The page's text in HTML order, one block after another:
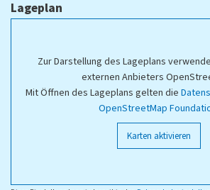
Lageplan
Zur Darstellung des Lageplans
externen Anbieters
Mit Öffnen des Lageplans gelten die
OpenStreetMap
Karten aktivieren